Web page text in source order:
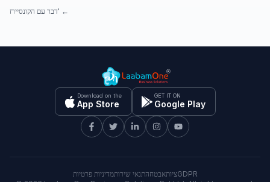
דבר עם הקונסיירז' ←
Download on the
App Store
GET IT ON
Google Play
מדיניות פרטיותתנאי שירותאבטחהציותGDPR